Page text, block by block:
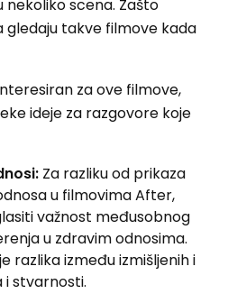
scena. Zašto
gledaju takve filmove kada
za ove filmove,
ideje za razgovore koje
Za razliku od prikaza
u filmovima After,
važnost međusobnog
u zdravim odnosima.
razlika između izmišljenih i
stvarnosti.